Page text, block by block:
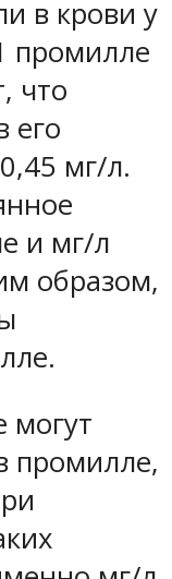
в крови у
промилле
что
его
мг/л.
и мг/л
образом,
могут
промилле,